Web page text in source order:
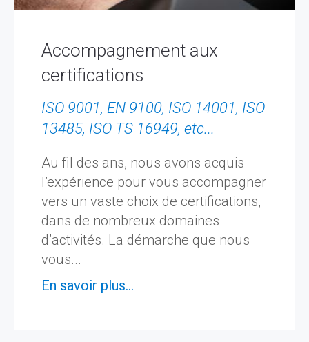
Accompagnement aux
certifications
ISO 9001, EN 9100, ISO 14001, ISO
13485, ISO TS 16949, etc...
Au fil des ans, nous avons acquis
l’expérience pour vous accompagner
vers un vaste choix de certifications,
dans de nombreux domaines
d’activités. La démarche que nous
vous...
En savoir plus...